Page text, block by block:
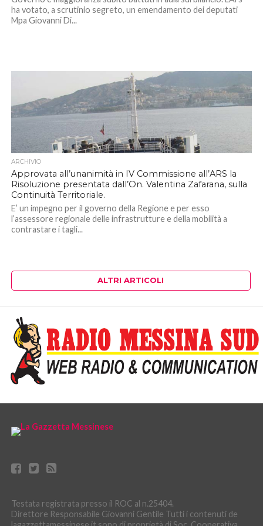
ha votato, a scrutinio segreto, un emendamento dei deputati
Mpa Giovanni Di...
ARCHIVIO
Approvata all’unanimità in IV Commissione all’ARS la
Risoluzione presentata dall’On. Valentina Zafarana, sulla
Continuità Territoriale.
E’ un impegno per il governo della Regione e per esso
l’assessore regionale delle infrastrutture e della mobilità a
contrastare i tagli...
ALTRI ARTICOLI
Testata registrata presso il ROC al n.25404.
Direttore Responsabile Giovanni Gentile Tutti i contenuti de